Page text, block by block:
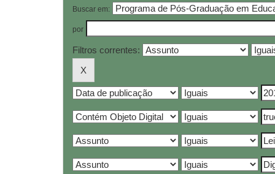
Buscar em:
por
Filtros correntes: